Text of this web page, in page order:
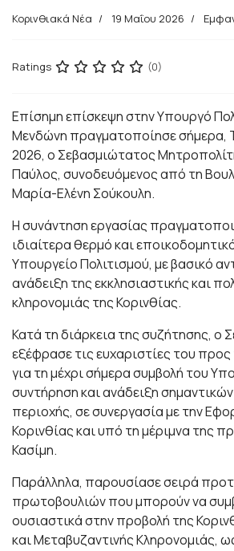
Κορινθιακά Νέα 19 Μαΐου 2026
Ratings (0)
Επίσημη επίσκεψη στην Υπουργό
Μενδώνη πραγματοποίησε σήμερα,
2026, ο Σεβασμιώτατος
Παύλος, συνοδευόμενος από τη
Μαρία-Ελένη Σούκουλη.
Η συνάντηση εργασίας
ιδιαίτερα θερμό και
Υπουργείο Πολιτισμού, με βασικό
ανάδειξη της εκκλησιαστικής και
κληρονομιάς της Κορινθίας.
Κατά τη διάρκεια της συζήτησης, ο
εξέφρασε τις ευχαριστίες του
για τη μέχρι σήμερα συμβολή του
συντήρηση και ανάδειξη
περιοχής, σε συνεργασία με την
Κορινθίας και υπό τη μέριμνα της
Κασίμη.
Παράλληλα, παρουσίασε σειρά
πρωτοβουλιών που μπορούν να
ουσιαστικά στην προβολή της
και Μεταβυζαντινής Κληρονομιάς,